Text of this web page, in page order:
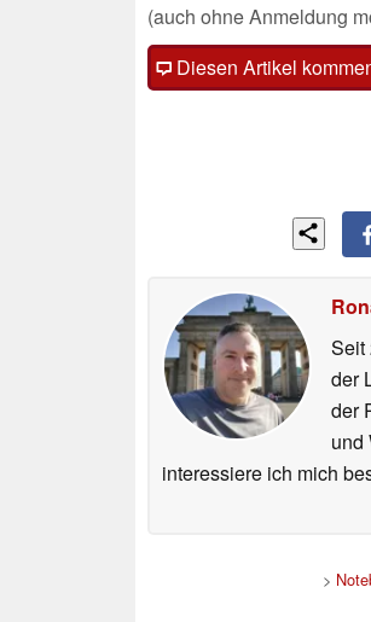
(auch ohne Anmeldung
Diesen Artikel
Seit
der
der
und
interessiere ich mich
>